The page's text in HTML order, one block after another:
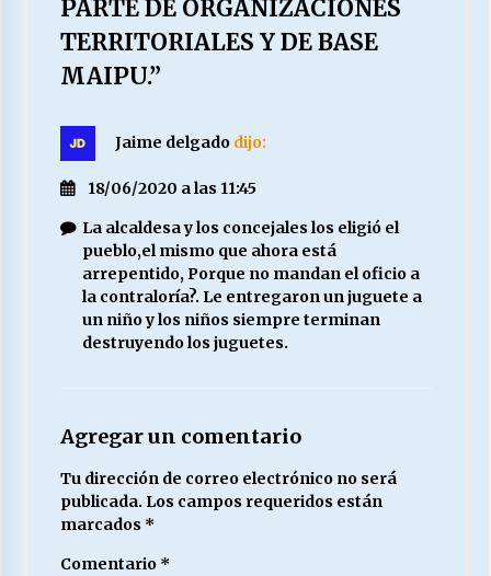
PARTE DE ORGANIZACIONES
TERRITORIALES Y DE BASE
MAIPU.”
Jaime delgado dijo:
18/06/2020 a las 11:45
La alcaldesa y los concejales los eligió el
pueblo,el mismo que ahora está
arrepentido, Porque no mandan el oficio a
la contraloría?. Le entregaron un juguete a
un niño y los niños siempre terminan
destruyendo los juguetes.
Agregar un comentario
Tu dirección de correo electrónico no será
publicada. Los campos requeridos están
marcados *
Comentario *